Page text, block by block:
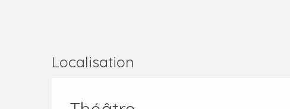
Localisation